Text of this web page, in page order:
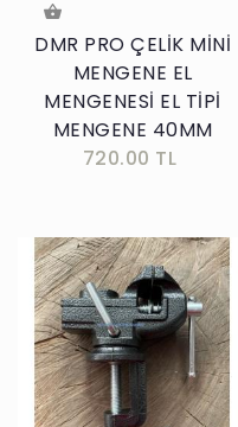
DMR PRO ÇELİK MİNİ
MENGENE EL
MENGENESİ EL TİPİ
MENGENE 40MM
720.00 TL